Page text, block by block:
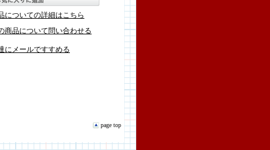
についての詳細はこちら
商品について問い合わせる
にメールですすめる
page top